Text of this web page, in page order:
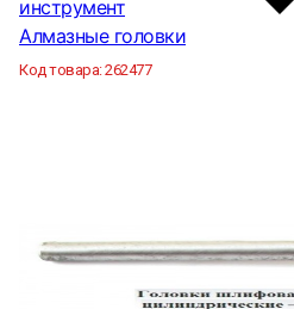
инструмент
Алмазные головки
Код товара:262477